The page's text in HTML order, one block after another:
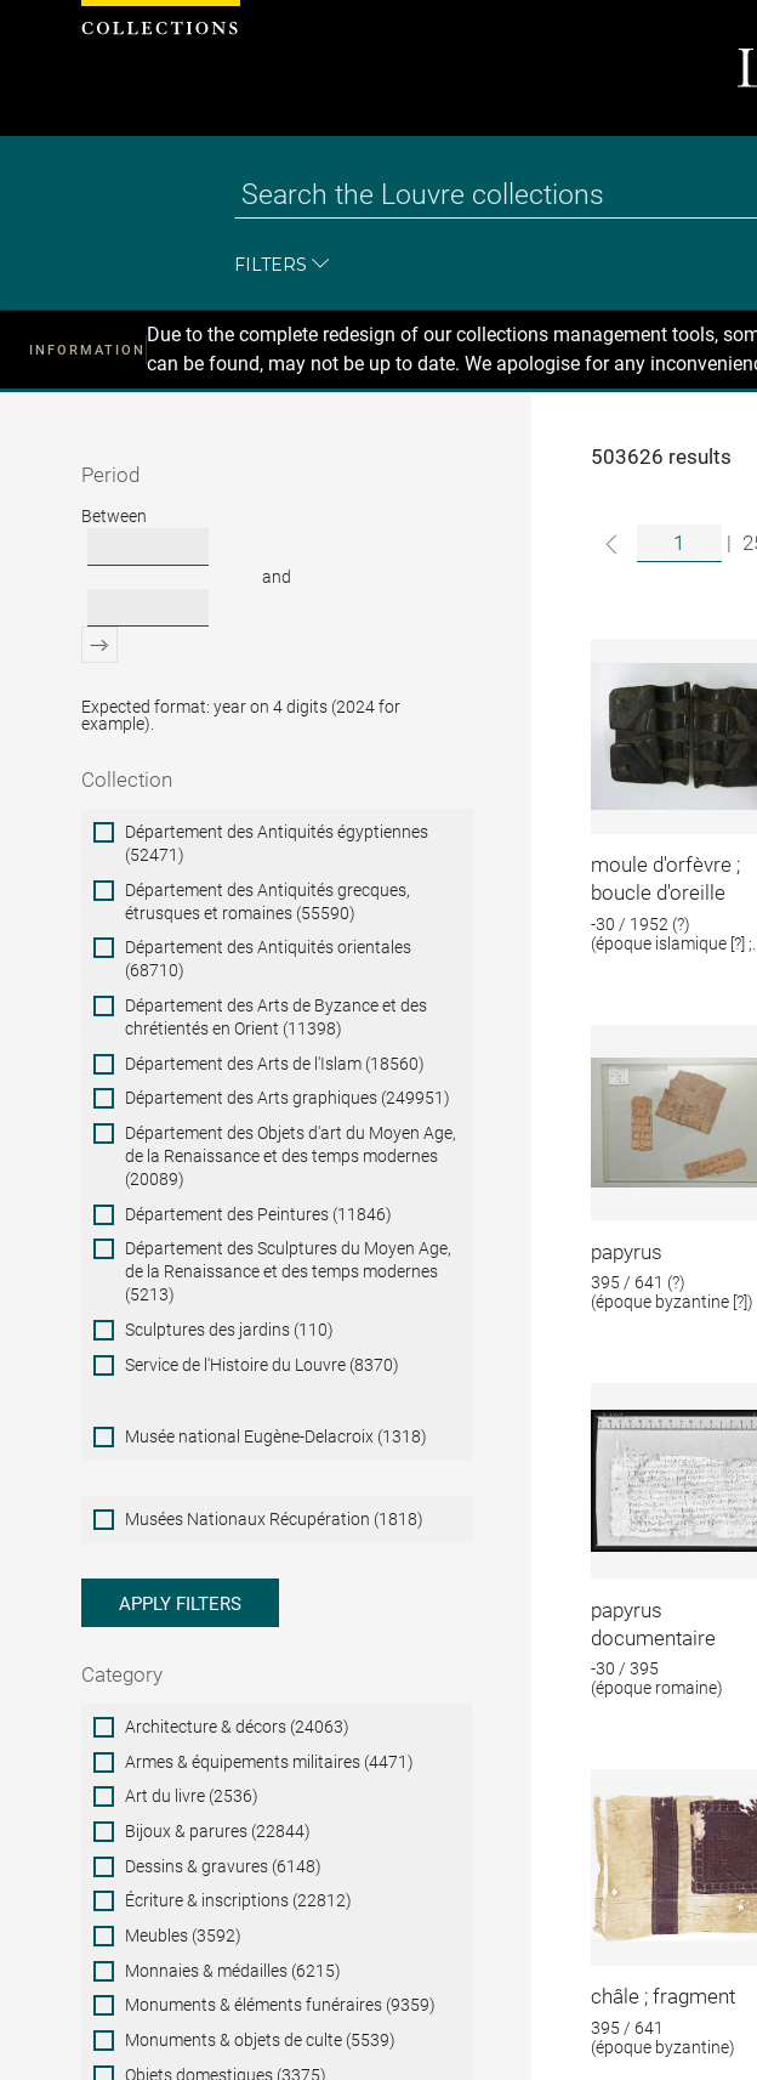
FILTERS
INFORMATION
Due to the complete redesign of our collections management tools,
can be found, may not be up to date. We apologise for any
Recherche
Period
Period
Between
and
Expected format: year on 4 digits (2024 for
example).
Collection
Collection
Département des Antiquités égyptiennes
(52471)
Département des Antiquités grecques,
étrusques et romaines (55590)
Département des Antiquités orientales
(68710)
Département des Arts de Byzance et des
chrétientés en Orient (11398)
Département des Arts de l'Islam (18560)
Département des Arts graphiques (249951)
Département des Objets d'art du Moyen Age,
de la Renaissance et des temps modernes
(20089)
Département des Peintures (11846)
Département des Sculptures du Moyen Age,
de la Renaissance et des temps modernes
(5213)
Sculptures des jardins (110)
Service de l'Histoire du Louvre (8370)
Musée national Eugène-Delacroix (1318)
Musées
Nationaux
Musées Nationaux Récupération (1818)
APPLY FILTERS
Category
Category
Architecture & décors (24063)
Armes & équipements militaires (4471)
Art du livre (2536)
Bijoux & parures (22844)
Dessins & gravures (6148)
Écriture & inscriptions (22812)
Meubles (3592)
Monnaies & médailles (6215)
Monuments & éléments funéraires (9359)
Monuments & objets de culte (5539)
Objets domestiques (3375)
503626 results
|
moule d'orfèvre ;
boucle d'oreille
-30 / 1952 (?)
(époque islamique [?] ;
papyrus
395 / 641 (?)
(époque byzantine [?])
papyrus
documentaire
-30 / 395
(époque romaine)
châle ; fragment
395 / 641
(époque byzantine)
Cookies management panel